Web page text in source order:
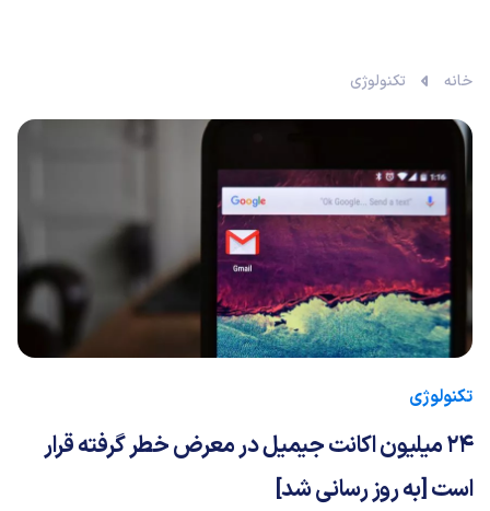
خانه تکنولوژی
تکنولوژی
24 میلیون اکانت جیمیل در معرض خطر گرفته قرار
است [به روز رسانی شد]